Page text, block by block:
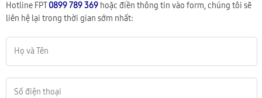
Hotline FPT0899 789 369 hoặc điền thông tin vào form, chúng tôi sẽ
liên hệ lại trong thời gian sớm nhất: